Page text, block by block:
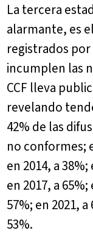
La tercera
alarmante, es
registrados
incumplen las
CCF lleva
revelando
42% de las
no conformes;
en 2014, a 38%;
en 2017, a 65%;
57%; en 2021, a
53%.